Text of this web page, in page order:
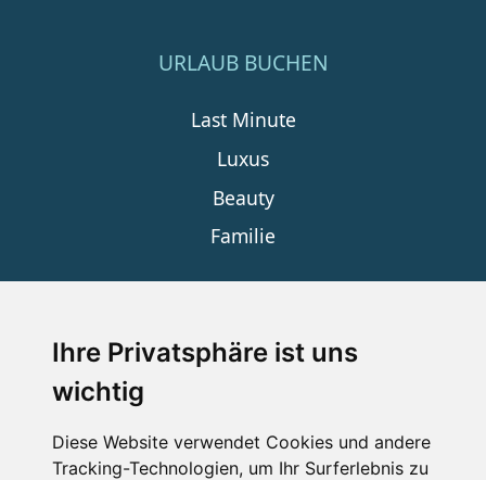
Ihre Privatsphäre ist uns
wichtig
Diese Website verwendet Cookies und andere
Tracking-Technologien, um Ihr Surferlebnis zu
URLAUB BUCHEN
Last Minute
Luxus
Beauty
Familie
SERVICE
Datenschutz
Nutzungsbedingungen